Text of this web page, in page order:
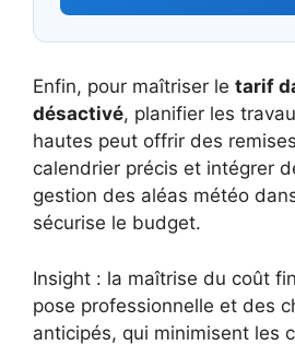
Enfin, pour maîtriser le tarif
désactivé, planifier les
hautes peut offrir des
calendrier précis et intégrer
gestion des aléas météo
sécurise le budget.
Insight : la maîtrise du coût
pose professionnelle et des
anticipés, qui minimisent les